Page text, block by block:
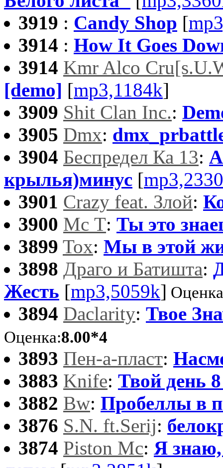
3919 : Candy Shop [
3914 : How It Goes
3914 Kmr Alco
[demo] [mp3,1184k]
3909 Shit Clan Inc.:
3905 Dmx:
3904 Беспредел Ка 13:
крылья)минус [
3901 Crazy feat. Злой:
3900 Мс Т: Ты это
3899 Tox: Мы в этой
3898 Драго и Батишта:
Жесть [mp3,5059k]
3894 Daclarity: Твое
Оценка:8.00*4
3893 Пен-а-пласт:
3883 Knife: Твой день
3882 Bw: Пробеллы в
3876 S.N. ft.Serij:
3874 Piston Mc: Я